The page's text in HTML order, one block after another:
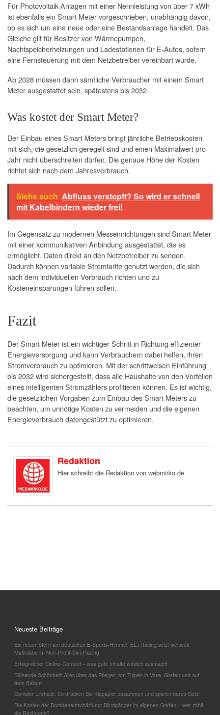
Für Photovoltaik-Anlagen mit einer Nennleistung von über 7 kWh
ist ebenfalls ein Smart Meter vorgeschrieben, unabhängig davon,
ob es sich um eine neue oder eine Bestandsanlage handelt. Das
Gleiche gilt für Besitzer von Wärmepumpen,
Nachtspeicherheizungen und Ladestationen für E-Autos, sofern
eine Fernsteuerung mit dem Netzbetreiber vereinbart wurde.
Ab 2028 müssen dann sämtliche Verbraucher mit einem Smart
Meter ausgestattet sein, spätestens bis 2032.
Was kostet der Smart Meter?
Der Einbau eines Smart Meters bringt jährliche Betriebskosten
mit sich, die gesetzlich geregelt sind und einen Maximalwert pro
Jahr nicht überschreiten dürfen. Die genaue Höhe der Kosten
richtet sich nach dem Jahresverbrauch.
Siehe auch Abfluss verstopft? So wird er schnell
mit Kabelbindern wieder frei!
Im Gegensatz zu modernen Messeinrichtungen sind Smart Meter
mit einer kommunikativen Anbindung ausgestattet, die es
ermöglicht, Daten direkt an den Netzbetreiber zu senden.
Dadurch können variable Stromtarife genutzt werden, die sich
nach dem individuellen Verbrauch richten und zu
Kosteneinsparungen führen sollen.
Fazit
Der Smart Meter ist ein wichtiger Schritt in Richtung effizienter
Energieversorgung und kann Verbrauchern dabei helfen, ihren
Stromverbrauch zu optimieren. Mit der schrittweisen Einführung
bis 2032 wird sichergestellt, dass alle Haushalte von den Vorteilen
eines intelligenten Stromzählers profitieren können. Es ist wichtig,
die gesetzlichen Vorgaben zum Einbau des Smart Meters zu
beachten, um unnötige Kosten zu vermeiden und die eigenen
Energieverbrauch datengestützt zu optimieren.
Redaktion
Hier schreibt die Redaktion von webmirko.de
Neueste Beiträge
Ein neuer Stern am deutschen E-Sports-Himmel: EL.i Racing setzt weltweit
Maßstäbe im Non-Profit-Sim-Racing
Erfolgreicher Online-Content – was gute Inhalte wirklich ausmacht
Blühende Schönheit: Alles über das Pflegen von Tulpen in Vase, Garten und auf
dem Balkon
Genialer Lifehack: So drücken Sie Klopapier zusammen und sparen bares Geld!
Die Kosten der Bombenentschärfung: Blindgänger im eigenen Garten – wer zahlt
die Rechnung?